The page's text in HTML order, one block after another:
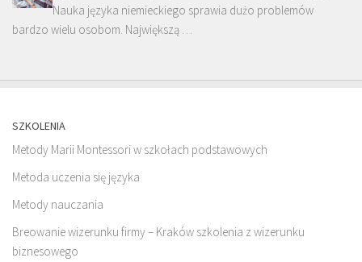
Nauka języka niemieckiego sprawia dużo problemów
bardzo wielu osobom. Największą …
SZKOLENIA
Metody Marii Montessori w szkołach podstawowych
Metoda uczenia się języka
Metody nauczania
Breowanie wizerunku firmy – Kraków szkolenia z wizerunku
biznesowego